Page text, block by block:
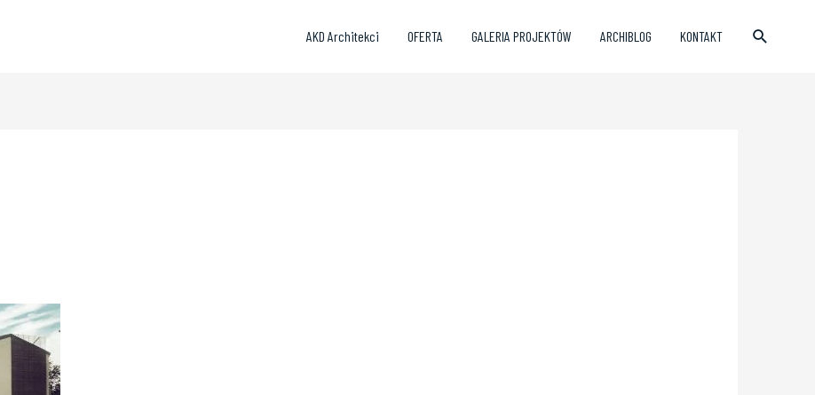
AKD Architekci OFERTA GALERIA PROJEKTÓW ARCHIBLOG KONTAKT